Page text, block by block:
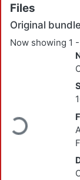
Files
Original bundle
Now showing 1
Loading...